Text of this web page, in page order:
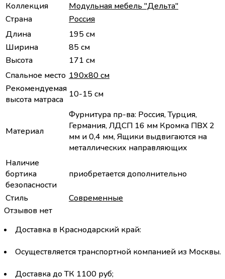
Коллекция
Модульная мебель "Дельта"
Страна
Россия
Длина
195 см
Ширина
85 см
Высота
171 cм
Спальное место 190х80 см
Рекомендуемая
высота матраса 10-15 см
Материал
Фурнитура пр-ва: Россия, Турция,
Германия, ЛДСП 16 мм Кромка ПВХ 2
мм и 0,4 мм, Ящики выдвигаются на
металлических направляющих
Наличие
бортика
безопасности
приобретается дополнительно
Стиль
Современные
Отзывов нет
Доставка в Краснодарский край:
Осуществляется транспортной компанией из Москвы.
Доставка до ТК 1100 руб;